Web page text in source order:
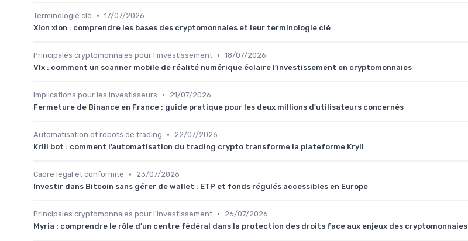
Terminologie clé • 17/07/2026
Xion xion : comprendre les bases des cryptomonnaies et leur terminologie clé
Principales cryptomonnaies pour l'investissement • 18/07/2026
Vlx : comment un scanner mobile de réalité numérique éclaire l’investissement en cryptomonnaies
Implications pour les investisseurs •
21/07/2026
Fermeture de Binance en France : guide pratique pour les deux millions d'utilisateurs concernés
Automatisation et robots de trading •
22/07/2026
Krill bot : comment l’automatisation du trading crypto transforme la plateforme Kryll
Cadre légal et conformité •
23/07/2026
Investir dans Bitcoin sans gérer de wallet : ETP et fonds régulés accessibles en Europe
Principales cryptomonnaies pour l'investissement •
26/07/2026
Myria : comprendre le rôle d’un centre fédéral dans la protection des droits face aux enjeux des cryptomonnaies